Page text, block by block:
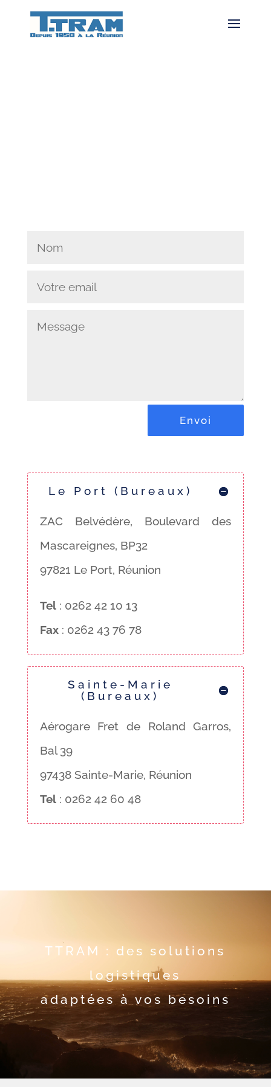
Envoi
Le Port (Bureaux)
ZAC Belvédère, Boulevard des
Mascareignes, BP32
97821 Le Port, Réunion
Tel: 0262 42 10 13
Fax: 0262 43 76 78
Sainte-Marie
(Bureaux)
Aérogare Fret de Roland Garros,
Bal 39
97438 Sainte-Marie, Réunion
Tel: 0262 42 60 48
TTRAM : des solutions
logistiques
adaptées à vos besoins